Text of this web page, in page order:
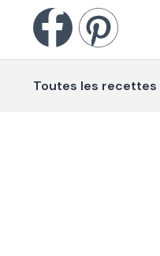
Toutes les recettes